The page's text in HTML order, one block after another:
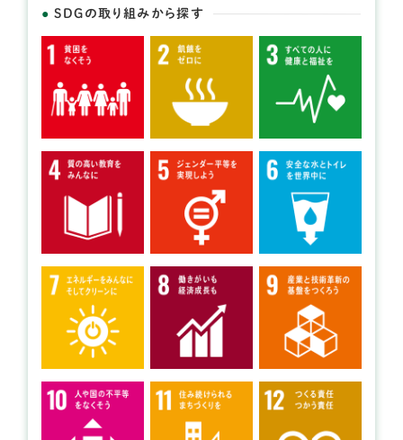
開催日： 2026年07月25日～2026年07月26日 、
雨天時：
①2026年7月25日～26日→2026年8月1日～2日
②2026年8月22日～23日→2026年8月29日～30日
ヤマナビキャンプ2026
提供：一般社団法人山学
SDGの取り組みから探す